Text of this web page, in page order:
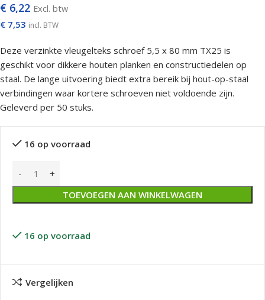
€ 6,22 Excl. btw
€ 7,53 incl. BTW
Deze verzinkte vleugelteks schroef 5,5 x 80 mm TX25 is
geschikt voor dikkere houten planken en constructiedelen op
staal. De lange uitvoering biedt extra bereik bij hout-op-staal
verbindingen waar kortere schroeven niet voldoende zijn.
Geleverd per 50 stuks.
16 op voorraad
TOEVOEGEN AAN WINKELWAGEN
16 op voorraad
Vergelijken